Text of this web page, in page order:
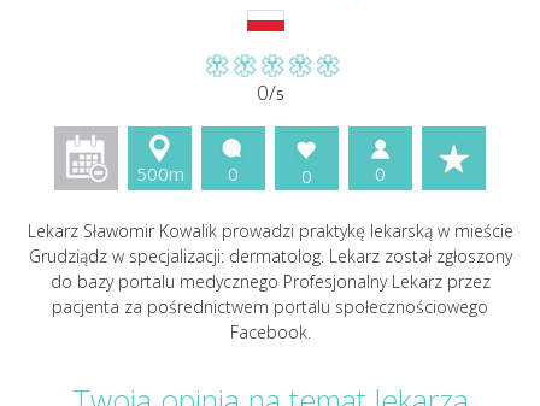
0/5
500m 0 0 0
Lekarz Sławomir Kowalik prowadzi praktykę lekarską w mieście
Grudziądz w specjalizacji: dermatolog. Lekarz został zgłoszony
do bazy portalu medycznego Profesjonalny Lekarz przez
pacjenta za pośrednictwem portalu społecznościowego
Facebook.